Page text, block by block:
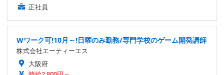
正社員
Wワーク可!10月～!日曜のみ勤務/専門学校のゲーム開発講師
株式会社エーティーエス
大阪府